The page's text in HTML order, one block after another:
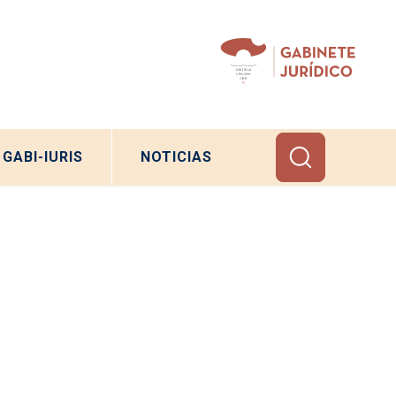
GABI-IURIS NOTICIAS